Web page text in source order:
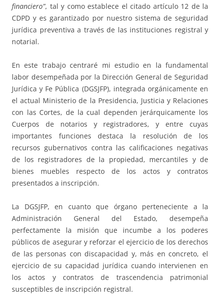
financiero”, tal y como establece el citado artículo 12 de la
CDPD y es garantizado por nuestro sistema de seguridad
jurídica preventiva a través de las instituciones registral y
notarial.
En este trabajo centraré mi estudio en la fundamental
labor desempeñada por la Dirección General de Seguridad
Jurídica y Fe Pública (DGSJFP), integrada orgánicamente en
el actual Ministerio de la Presidencia, Justicia y Relaciones
con las Cortes, de la cual dependen jerárquicamente los
Cuerpos de notarios y registradores, y entre cuyas
importantes funciones destaca la resolución de los
recursos gubernativos contra las calificaciones negativas
de los registradores de la propiedad, mercantiles y de
bienes muebles respecto de los actos y contratos
presentados a inscripción.
La DGSJFP, en cuanto que órgano perteneciente a la
Administración General del Estado, desempeña
perfectamente la misión que incumbe a los poderes
públicos de asegurar y reforzar el ejercicio de los derechos
de las personas con discapacidad y, más en concreto, el
ejercicio de su capacidad jurídica cuando intervienen en
los actos y contratos de trascendencia patrimonial
susceptibles de inscripción registral.